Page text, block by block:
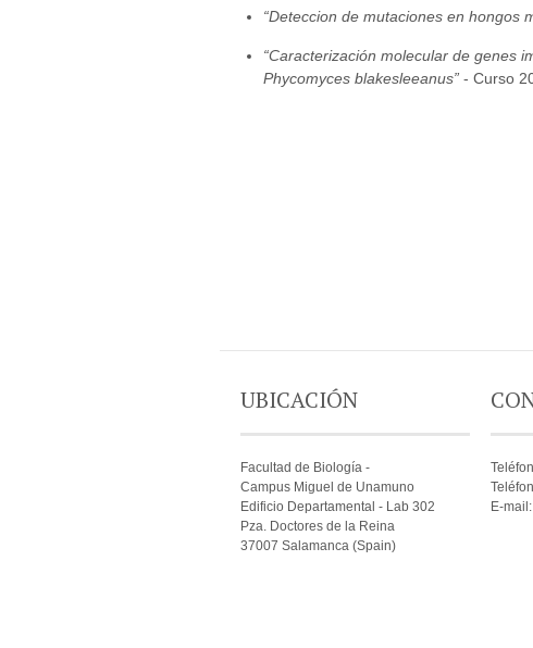
“Deteccion de mutaciones en hongos
“Caracterización molecular de genes
Phycomyces blakesleeanus” - Curso
UBICACIÓN
Facultad de Biología -
Campus Miguel de Unamuno
Edificio Departamental - Lab 302
Pza. Doctores de la Reina
37007 Salamanca (Spain)
E-